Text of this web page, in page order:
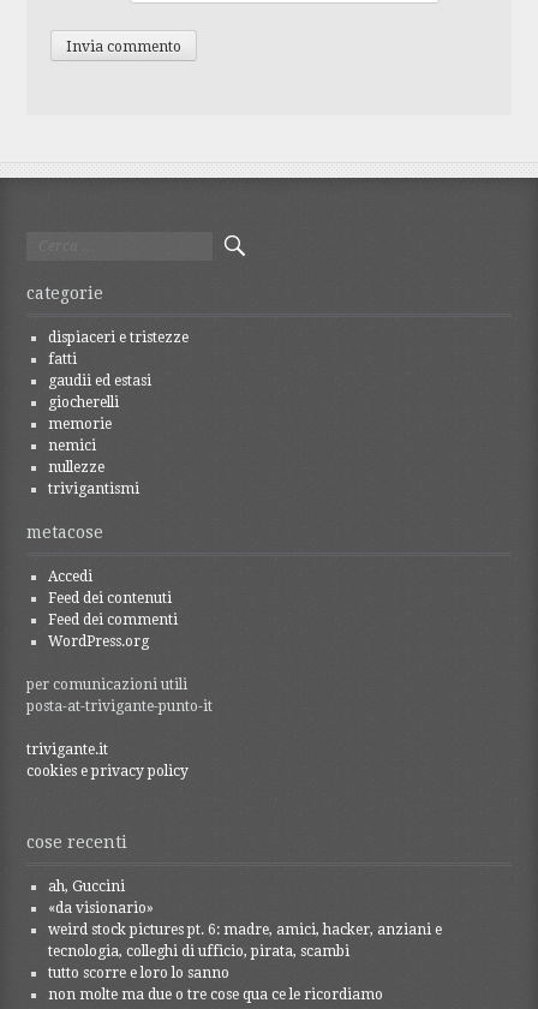
per:
categorie
dispiaceri e tristezze
fatti
gaudii ed estasi
giocherelli
memorie
nemici
nullezze
trivigantismi
metacose
Accedi
Feed dei contenuti
Feed dei commenti
WordPress.org
per comunicazioni utili
posta-at-trivigante-punto-it
trivigante.it
cookies e privacy policy
cose recenti
ah, Guccini
«da visionario»
weird stock pictures pt. 6: madre, amici, hacker, anziani e
tecnologia, colleghi di ufficio, pirata, scambi
tutto scorre e loro lo sanno
non molte ma due o tre cose qua ce le ricordiamo